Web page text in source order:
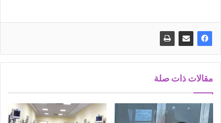
مقالات ذات صلة